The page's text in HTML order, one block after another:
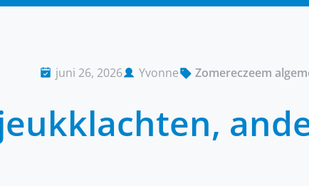
juni 26, 2026 Yvonne Zomereczeem